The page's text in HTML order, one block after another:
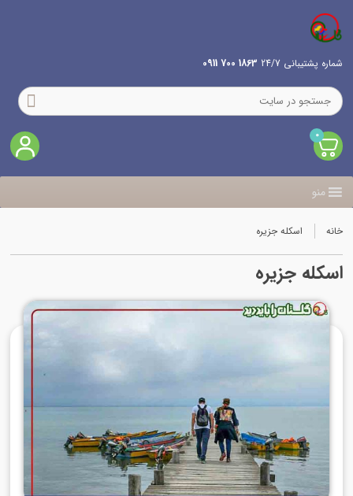
شماره پشتیبانی 24/7 1863 700 0911
0
منو
خانه اسکله جزیره
اسکله جزیره